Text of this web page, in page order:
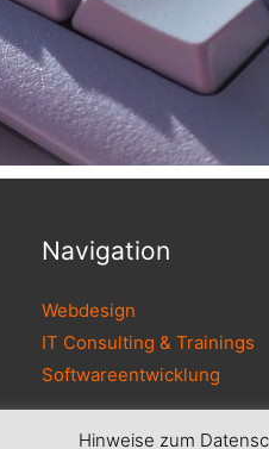
Navigation
Webdesign
IT Consulting & Trainings
Softwareentwicklung
Hinweise zum